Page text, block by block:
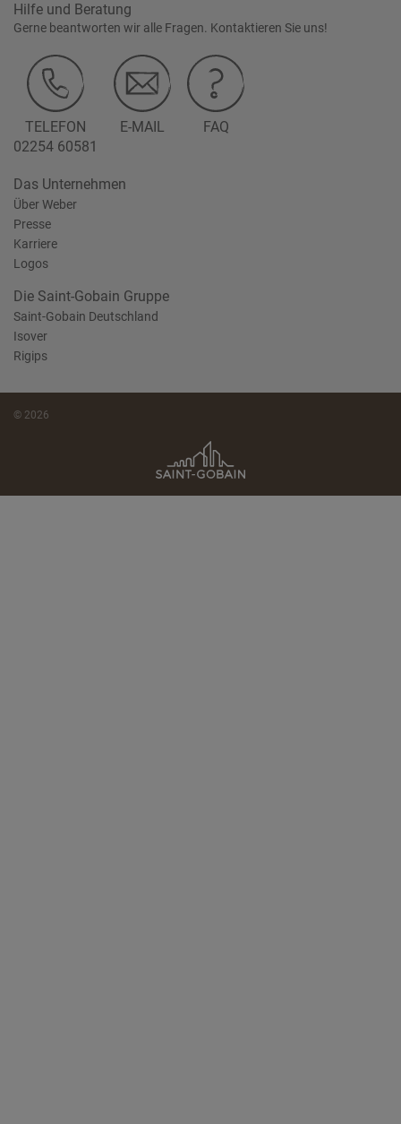
Hilfe und Beratung
Gerne beantworten wir alle Fragen. Kontaktieren Sie uns!
TELEFON
02254 60581
E-MAIL FAQ
Das Unternehmen
Über Weber
Presse
Karriere
Logos
Die Saint-Gobain Gruppe
Saint-Gobain Deutschland
Isover
Rigips
© 2026